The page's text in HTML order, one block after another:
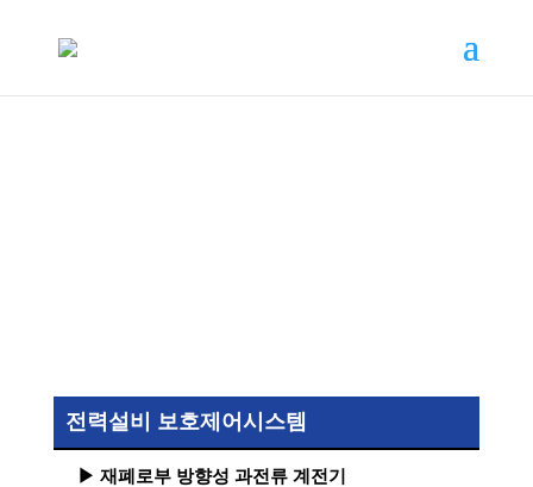
전력설비 보호제어시스템
▶ 재폐로부 방향성 과전류 계전기